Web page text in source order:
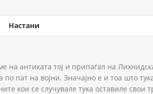
Настани
антиката тој и припаѓал на
по пат на војни. Значајно е и тоа што
кои се случувале тука оставиле свои